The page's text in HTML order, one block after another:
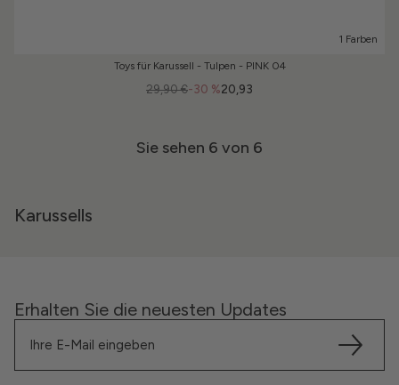
1 Farben
Toys für Karussell - Tulpen - PINK 04
-30 %
29,90 € 20,93
Sie sehen 6 von 6
Karussells
Erhalten Sie die neuesten Updates